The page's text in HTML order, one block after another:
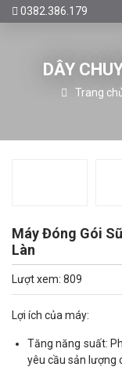
0382.386.179
DÂY
Trang
Máy Đóng Gói
Làn
Lượt xem: 809
Lợi ích của máy:
Tăng năng suất:
yêu cầu sản lượng